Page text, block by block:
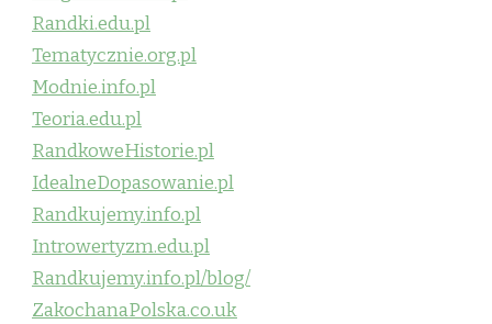
Randki.edu.pl
Tematycznie.org.pl
Modnie.info.pl
Teoria.edu.pl
RandkoweHistorie.pl
IdealneDopasowanie.pl
Randkujemy.info.pl
Introwertyzm.edu.pl
Randkujemy.info.pl/blog/
ZakochanaPolska.co.uk